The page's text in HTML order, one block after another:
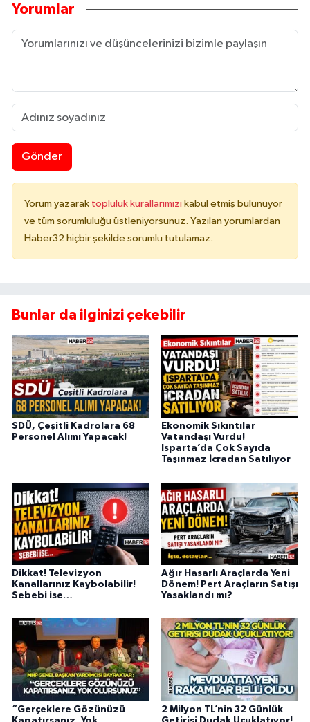
Yorumlar
Gönder
Yorum yazarak topluluk kurallarımızı kabul etmiş bulunuyor
ve tüm sorumluluğu üstleniyorsunuz. Yazılan yorumlardan
Haber32 hiçbir şekilde sorumlu tutulamaz.
Bunlar da ilginizi çekebilir
SDÜ, Çeşitli Kadrolara 68
Personel Alımı Yapacak!
Ekonomik Sıkıntılar
Vatandaşı Vurdu!
Isparta’da Çok Sayıda
Taşınmaz İcradan Satılıyor
Dikkat! Televizyon
Kanallarınız Kaybolabilir!
Sebebi ise…
Ağır Hasarlı Araçlarda Yeni
Dönem! Pert Araçların Satışı
Yasaklandı mı?
“Gerçeklere Gözünüzü
2 Milyon TL’nin 32 Günlük